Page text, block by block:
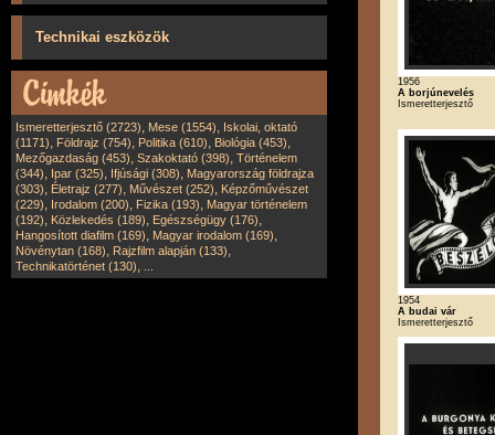
Technikai eszközök
Ismeretterjesztő (2723), Mese (1554), Iskolai, oktató
(1171), Földrajz (754), Politika (610), Biológia (453),
Mezőgazdaság (453), Szakoktató (398), Történelem
(344), Ipar (325), Ifjúsági (308), Magyarország földrajza
(303), Életrajz (277), Művészet (252), Képzőművészet
(229), Irodalom (200), Fizika (193), Magyar történelem
(192), Közlekedés (189), Egészségügy (176),
Hangosított diafilm (169), Magyar irodalom (169),
Növénytan (168), Rajzfilm alapján (133),
Technikatörténet (130),
1956
A borjúnevelés
Ismeretterjesztő
1954
A budai vár
Ismeretterjesztő